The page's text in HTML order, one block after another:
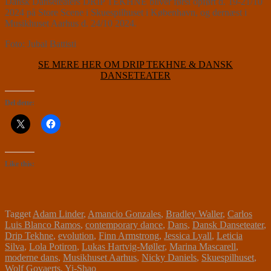
2024 på Store Scene i Skuespilhuset i København, og dernæst i
Musikhuset Aarhus d. 24/10 2024.
Foto: Jubal Battisti
SE MERE HER OM DRIP TEKHNE & DANSK
DANSETEATER
Del dette:
Like this:
TaggetAdam Linder, Amancio Gonzales, Bradley Waller, Carlos
Luis Blanco Ramos, contemporary dance, Dans, Dansk Danseteater,
Drip Tekhne, evolution, Finn Armstrong, Jessica Lyall, Leticia
Silva, Lola Potiron, Lukas Hartvig-Møller, Marina Mascarell,
moderne dans, Musikhuset Aarhus, Nicky Daniels, Skuespilhuset,
Wolf Govaerts, Yi-Shao